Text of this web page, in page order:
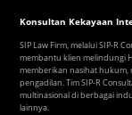
Konsultan Kekayaan
SIP Law Firm, melalui SIP-R
membantu klien melindungi
memberikan nasihat hukum,
pengadilan. Tim SIP-R
multinasional di berbagai
lainnya.